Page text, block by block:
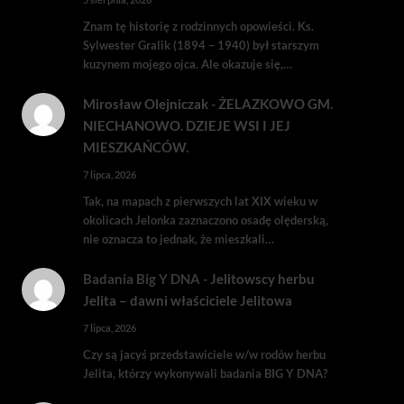
Znam tę historię z rodzinnych opowieści. Ks.
Sylwester Gralik (1894 – 1940) był starszym
kuzynem mojego ojca. Ale okazuje się,…
Mirosław Olejniczak- ŻELAZKOWO GM.
NIECHANOWO. DZIEJE WSI I JEJ
MIESZKAŃCÓW.
7 lipca, 2026
Tak, na mapach z pierwszych lat XIX wieku w
okolicach Jelonka zaznaczono osadę olęderską,
nie oznacza to jednak, że mieszkali…
Badania Big Y DNA - Jelitowscy herbu
Jelita – dawni właściciele Jelitowa
7 lipca, 2026
Czy są jacyś przedstawiciele w/w rodów herbu
Jelita, którzy wykonywali badania BIG Y DNA?